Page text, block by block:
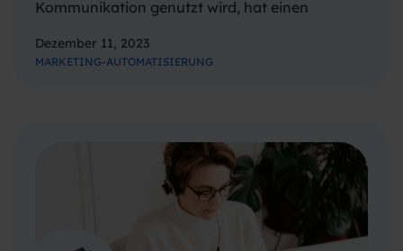
Kommunikation genutzt wird, hat einen
nicht in vollem Umfang nutzen: eine Funktion,
Dezember 11, 2023
MARKETING-AUTOMATISIERUNG